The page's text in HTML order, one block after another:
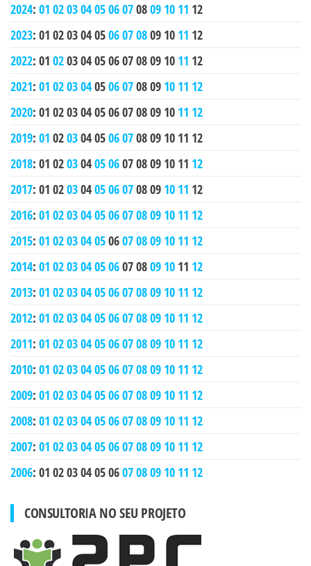
2024: 01 0203040506070809 10 11 12
2023: 01 0203040506070809 10 11 12
2022: 01 0203040506070809 10 11 12
2021: 01 0203040506070809 10 11 12
2020: 01 0203040506070809 10 11 12
2019: 01 0203040506070809 10 11 12
2018: 01 0203040506070809 10 11 12
2017: 01 0203040506070809 10 11 12
2016: 01 0203040506070809 10 11 12
2015: 01 0203040506070809 10 11 12
2014: 01 0203040506070809 10 11 12
2013: 01 0203040506070809 10 11 12
2012: 01 0203040506070809 10 11 12
2011: 01 0203040506070809 10 11 12
2010: 01 0203040506070809 10 11 12
2009: 01 0203040506070809 10 11 12
2008: 01 0203040506070809 10 11 12
2007: 01 0203040506070809 10 11 12
2006: 01 0203040506070809 10 11 12
CONSULTORIA NO SEU PROJETO